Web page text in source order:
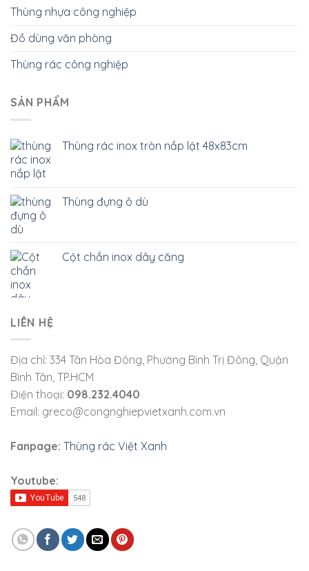
Thùng nhựa công nghiệp
Đồ dùng văn phòng
Thùng rác công nghiệp
SẢN PHẨM
Thùng rác inox tròn nắp lật 48x83cm
Thùng đựng ô dù
Cột chắn inox dây căng
LIÊN HỆ
Địa chỉ: 334 Tân Hòa Đông, Phường Bình Trị Đông, Quận
Bình Tân, TP.HCM
Điện thoại: 098.232.4040
Email: greco@congnghiepvietxanh.com.vn
Fanpage: Thùng rác Việt Xanh
Youtube: